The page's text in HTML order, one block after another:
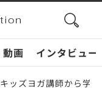
search
動画 インタビュー
キッズヨガ講師から学